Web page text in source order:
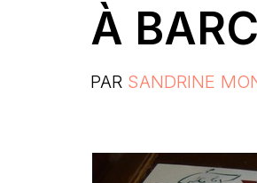
À
PAR SANDRINE